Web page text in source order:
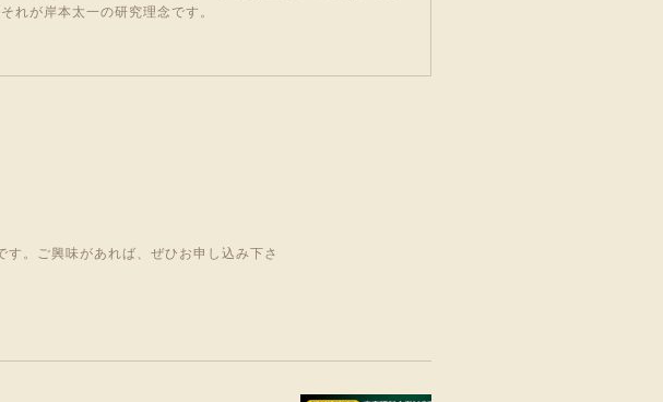
れが岸本太一の研究理念です。
。ご興味があれば、ぜひお申し込み下さ